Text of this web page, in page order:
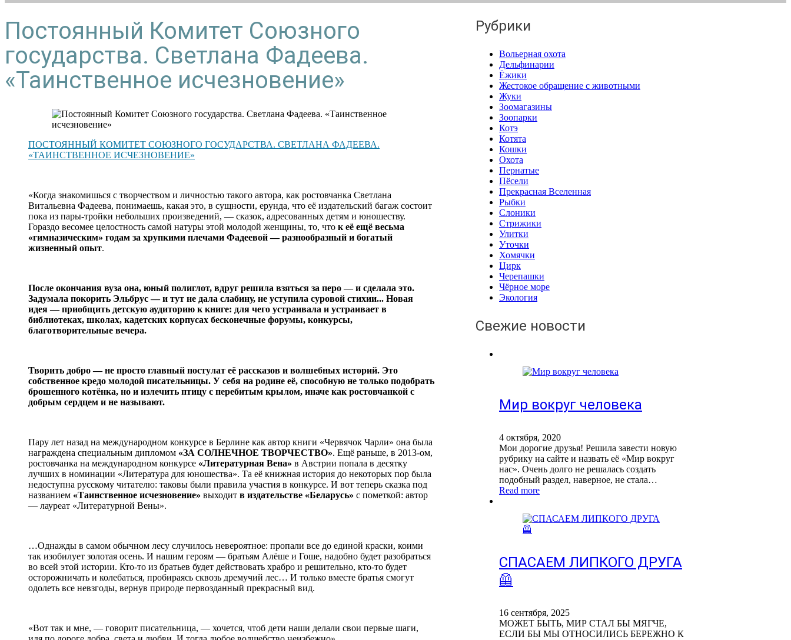
Постоянный Комитет Союзного
государства. Светлана Фадеева.
«Таинственное исчезновение»
ПОСТОЯННЫЙ КОМИТЕТ СОЮЗНОГО ГОСУДАРСТВА. СВЕТЛАНА ФАДЕЕВА.
«ТАИНСТВЕННОЕ ИСЧЕЗНОВЕНИЕ»
«Когда знакомишься с творчеством и личностью такого автора, как ростовчанка Светлана
Витальевна Фадеева, понимаешь, какая это, в сущности, ерунда, что её издательский багаж состоит
пока из пары-тройки небольших произведений, — сказок, адресованных детям и юношеству.
Гораздо весомее целостность самой натуры этой молодой женщины, то, что к её ещё весьма
«гимназическим» годам за хрупкими плечами Фадеевой — разнообразный и богатый
жизненный опыт.
После окончания вуза она, юный полиглот, вдруг решила взяться за перо — и сделала это.
Задумала покорить Эльбрус — и тут не дала слабину, не уступила суровой стихии... Новая
идея — приобщить детскую аудиторию к книге: для чего устраивала и устраивает в
библиотеках, школах, кадетских корпусах бесконечные форумы, конкурсы,
благотворительные вечера.
Творить добро — не просто главный постулат её рассказов и волшебных историй. Это
собственное кредо молодой писательницы. У себя на родине её, способную не только подобрать
брошенного котёнка, но и излечить птицу с перебитым крылом, иначе как ростовчанкой с
добрым сердцем и не называют.
Пару лет назад на международном конкурсе в Берлине как автор книги «Червячок Чарли» она была
награждена специальным дипломом «ЗА СОЛНЕЧНОЕ ТВОРЧЕСТВО». Ещё раньше, в 2013-ом,
ростовчанка на международном конкурсе «Литературная Вена» в Австрии попала в десятку
лучших в номинации «Литература для юношества». Та её книжная история до некоторых пор была
недоступна русскому читателю: таковы были правила участия в конкурсе. И вот теперь сказка под
названием «Таинственное исчезновение» выходит в издательстве «Беларусь» с пометкой: автор
— лауреат «Литературной Вены».
…Однажды в самом обычном лесу случилось невероятное: пропали все до единой краски, коими
так изобилует золотая осень. И нашим героям — братьям Алёше и Гоше, надобно будет разобраться
во всей этой истории. Кто-то из братьев будет действовать храбро и решительно, кто-то будет
осторожничать и колебаться, пробираясь сквозь дремучий лес… И только вместе братья смогут
одолеть все невзгоды, вернув природе первозданный прекрасный вид.
«Вот так и мне, — говорит писательница, — хочется, чтоб дети наши делали свои первые шаги,
Рубрики
Вольерная охота
Дельфинарии
Ёжики
Жестокое обращение с животными
Жуки
Зоомагазины
Зоопарки
Котэ
Котята
Кошки
Охота
Пернатые
Пёсели
Прекрасная Вселенная
Рыбки
Слоники
Стрижики
Улитки
Уточки
Хомячки
Цирк
Черепашки
Чёрное море
Экология
Свежие новости
Мир вокруг человека
4 октября, 2020
Мои дорогие друзья! Решила завести новую
рубрику на сайте и назвать её «Мир вокруг
нас». Очень долго не решалась создать
подобный раздел, наверное, не стала…
Read more
СПАСАЕМ ЛИПКОГО ДРУГА
🦺
16 сентября, 2025
МОЖЕТ БЫТЬ, МИР СТАЛ БЫ МЯГЧЕ,
ЕСЛИ БЫ МЫ ОТНОСИЛИСЬ БЕРЕЖНО К